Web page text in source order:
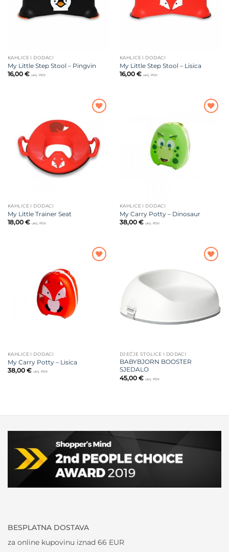
KAHLICE I DODACI
My Little Step Stool – Pingvin
16,00 € uklj. PDV
KAHLICE I DODACI
My Little Step Stool – Lisica
16,00 € uklj. PDV
KAHLICE I DODACI
My Little Trainer Seat
18,00 € uklj. PDV
KAHLICE I DODACI
My Carry Potty – Dinosaur
38,00 € uklj. PDV
KAHLICE I DODACI
My Carry Potty – Lisica
38,00 € uklj. PDV
na listu
želja
DJEČJE STOLICE I DODACI
BABYBJORN BOOSTER
SJEDALO
45,00 € uklj. PDV
BESPLATNA DOSTAVA
za online kupovinu iznad 66 EUR